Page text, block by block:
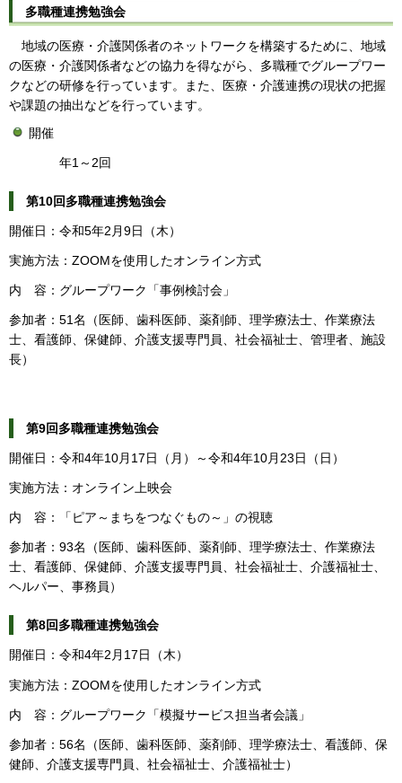
多職種連携勉強会
地域の医療・介護関係者のネットワークを構築するために、地域
の医療・介護関係者などの協力を得ながら、多職種でグループワー
クなどの研修を行っています。また、医療・介護連携の現状の把握
や課題の抽出などを行っています。
開催
年1～2回
第10回多職種連携勉強会
開催日：令和5年2月9日（木）
実施方法：ZOOMを使用したオンライン方式
内 容：グループワーク「事例検討会」
参加者：51名（医師、歯科医師、薬剤師、理学療法士、作業療法
士、看護師、保健師、介護支援専門員、社会福祉士、管理者、施設
長）
第9回多職種連携勉強会
開催日：令和4年10月17日（月）～令和4年10月23日（日）
実施方法：オンライン上映会
内 容：「ピア～まちをつなぐもの～」の視聴
参加者：93名（医師、歯科医師、薬剤師、理学療法士、作業療法
士、看護師、保健師、介護支援専門員、社会福祉士、介護福祉士、
ヘルパー、事務員）
第8回多職種連携勉強会
開催日：令和4年2月17日（木）
実施方法：ZOOMを使用したオンライン方式
内 容：グループワーク「模擬サービス担当者会議」
参加者：56名（医師、歯科医師、薬剤師、理学療法士、看護師、保
健師、介護支援専門員、社会福祉士、介護福祉士）